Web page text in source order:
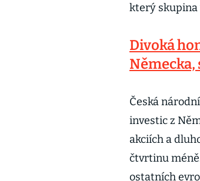
který skupina
Divoká
Česká
investic z
akciích a
čtvrtinu
ostatních